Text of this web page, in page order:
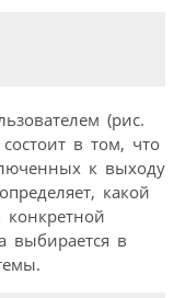
(рис.
в том, что
к выходу
какой
выбирается в